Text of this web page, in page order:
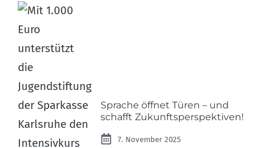
Sprache öffnet Türen – und
schafft Zukunftsperspektiven!
7. November 2025